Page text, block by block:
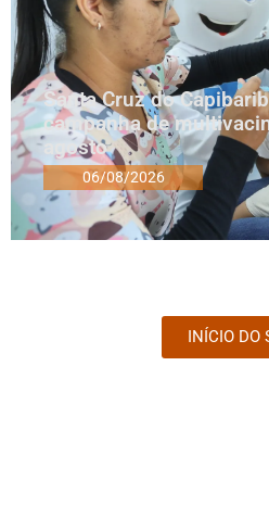
Santa Cruz do
campanha de
agosto
06/08/2026
INÍCIO DO